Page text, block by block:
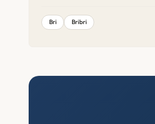
Bri Bribri